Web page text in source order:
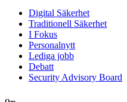
Digital Säkerhet
Traditionell Säkerhet
I Fokus
Personalnytt
Lediga jobb
Debatt
Security Advisory Board